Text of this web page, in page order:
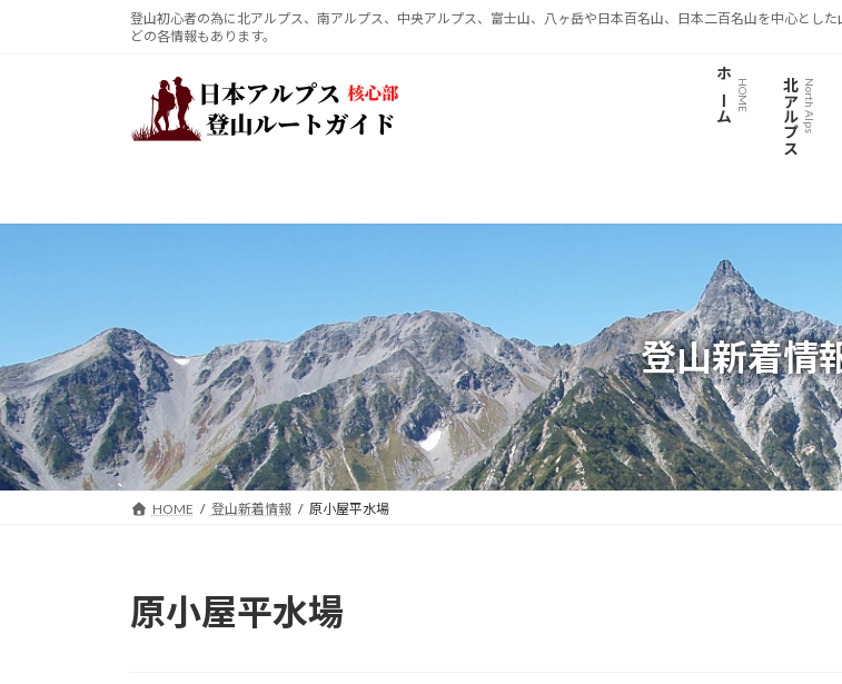
ッ
移
登山初心者の為に北アルプス、南アルプス、中央アルプス、富士山、八ヶ岳や日本百名山、日本二百名山を中心とし
どの各情報もあります。
ホーム HOME 北アルプスNorth Alps
登山新着情
HOME 登山新着情報 原小屋平水場
原小屋平水場